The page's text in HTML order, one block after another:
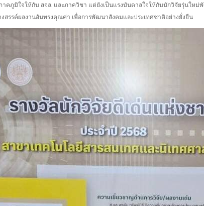
าคภูมิใจให้กับ สจล. และภาควิชา แต่ยังเป็นแรงบันดาลใจให้กับนักวิจัยรุ่นใ
รรค์ผลงานอันทรงคุณค่า เพื่อการพัฒนาสังคมและประเทศชาติอย่างยั่งยืน